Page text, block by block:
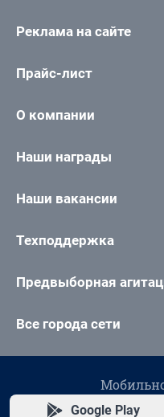
Реклама на сайте
Прайс-лист
О компании
Наши награды
Наши вакансии
Техподдержка
Предвыборная
Все города сети
Google Play